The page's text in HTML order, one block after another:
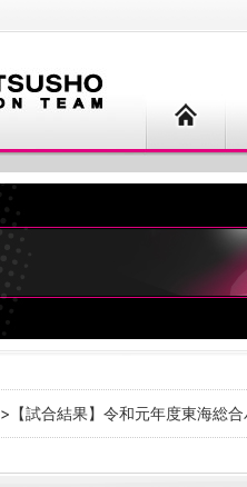
>【試合結果】令和元年度東海総